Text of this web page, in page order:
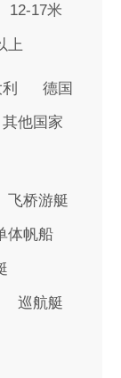
12-17米
上
德国
其他国家
飞桥游艇
体帆船
巡航艇